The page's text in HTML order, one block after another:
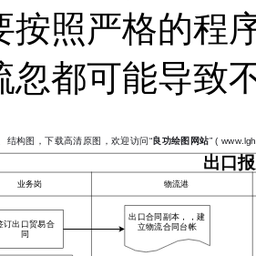
按照严格的程
忽都可能导致